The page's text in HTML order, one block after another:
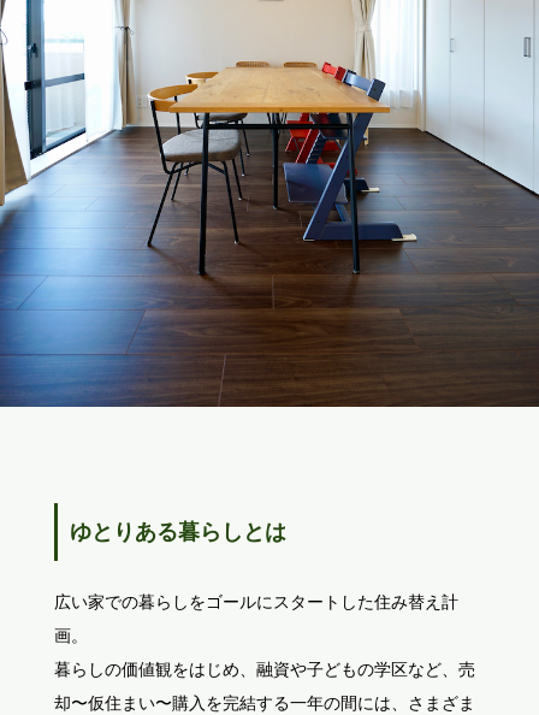
ゆとりある暮らしとは
広い家での暮らしをゴールにスタートした住み替え計
画。
暮らしの価値観をはじめ、融資や子どもの学区など、売
却〜仮住まい〜購入を完結する一年の間には、さまざま